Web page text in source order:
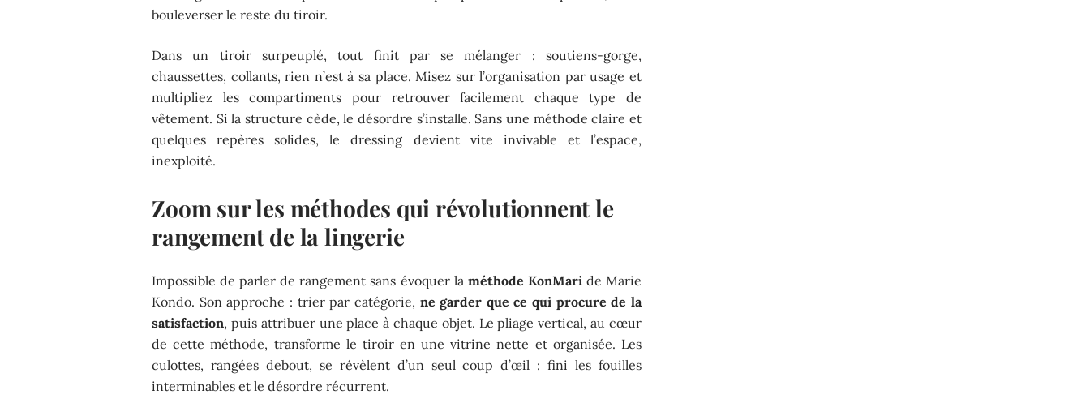
bouleverser le reste du tiroir.
Dans un tiroir surpeuplé, tout finit par se mélanger : soutiens-gorge,
chaussettes, collants, rien n’est à sa place. Misez sur l’organisation par usage et
multipliez les compartiments pour retrouver facilement chaque type de
vêtement. Si la structure cède, le désordre s’installe. Sans une méthode claire et
quelques repères solides, le dressing devient vite invivable et l’espace,
inexploité.
Zoom sur les méthodes qui révolutionnent le
rangement de la lingerie
Impossible de parler de rangement sans évoquer la méthode KonMaride Marie
Kondo. Son approche : trier par catégorie, ne garder que ce qui procure de la
satisfaction, puis attribuer une place à chaque objet. Le pliage vertical, au cœur
de cette méthode, transforme le tiroir en une vitrine nette et organisée. Les
culottes, rangées debout, se révèlent d’un seul coup d’œil : fini les fouilles
interminables et le désordre récurrent.